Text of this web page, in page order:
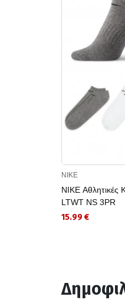
NIKE
NIKE Αθλητικές
LTWT NS 3PR
15.99 €